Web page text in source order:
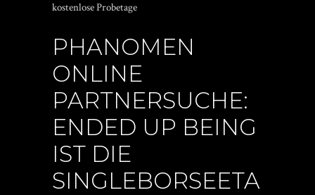
kostenlose Probetage
PHANOMEN
ONLINE
PARTNERSUCHE:
ENDED UP BEING
IST DIE
SINGLEBORSEETA